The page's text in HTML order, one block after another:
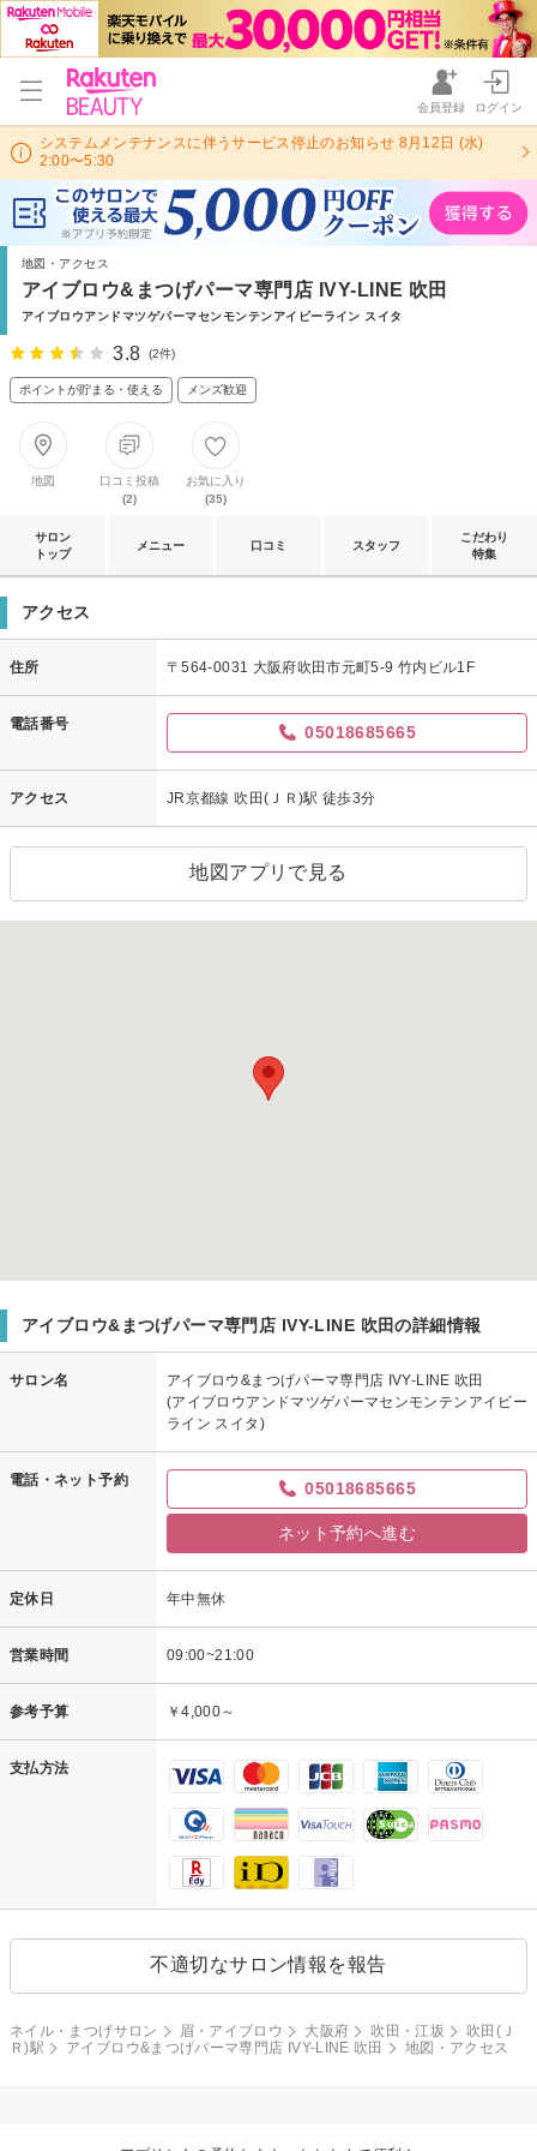
会員登録 ログイン
システムメンテナンスに伴うサービス停止のお知らせ 8月12日 (水)
2:00〜5:30
地図・アクセス
アイブロウ&まつげパーマ専門店 IVY-LINE 吹田
アイブロウアンドマツゲパーマセンモンテンアイビーライン スイタ
3.8 (2件)
ポイントが貯まる・使える メンズ歓迎
地図
口コミ投稿
(2)
お気に入り
(35)
サロン
トップ
メニュー 口コミ スタッフ
こだわり
特集
アクセス
住所 〒564-0031 大阪府吹田市元町5-9 竹内ビル1F
電話番号 05018685665
アクセス JR京都線 吹田(ＪＲ)駅 徒歩3分
地図アプリで見る
アイブロウ&まつげパーマ専門店 IVY-LINE 吹田の詳細情報
サロン名
アイブロウ&まつげパーマ専門店 IVY-LINE 吹田
(アイブロウアンドマツゲパーマセンモンテンアイビー
ライン スイタ)
電話・ネット予約 05018685665
ネット予約へ進む
定休日 年中無休
営業時間 09:00~21:00
参考予算 ￥4,000～
支払方法
不適切なサロン情報を報告
ネイル・まつげサロン 眉・アイブロウ 大阪府 吹田・江坂
吹田(Ｊ
Ｒ)駅
アイブロウ&まつげパーマ専門店 IVY-LINE 吹田 地図・アクセス